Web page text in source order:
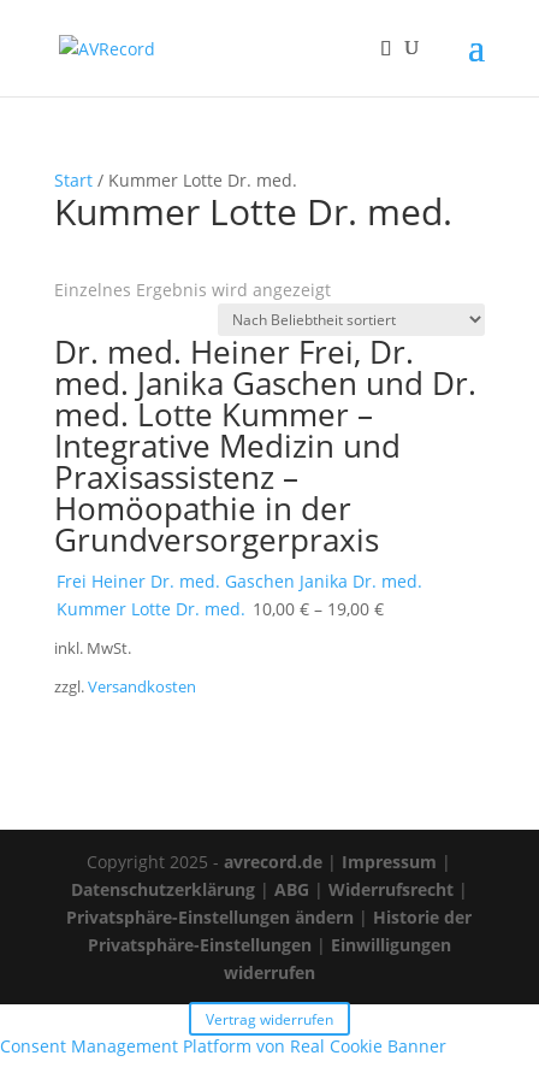
Start/ Kummer Lotte Dr. med.
Kummer Lotte Dr. med.
Einzelnes Ergebnis wird angezeigt
Dr. med. Heiner Frei, Dr.
med. Janika Gaschen und Dr.
med. Lotte Kummer –
Integrative Medizin und
Praxisassistenz –
Homöopathie in der
Grundversorgerpraxis
Frei Heiner Dr. med. Gaschen Janika Dr. med.
Kummer Lotte Dr. med. 10,00 €– 19,00 €
inkl. MwSt.
zzgl.Versandkosten
Copyright 2025 -avrecord.de | Impressum |
Datenschutzerklärung| ABG | Widerrufsrecht|
Privatsphäre-Einstellungen ändern | Historie der
Privatsphäre-Einstellungen | Einwilligungen
widerrufen
Vertrag widerrufen
Consent Management Platform von Real Cookie Banner